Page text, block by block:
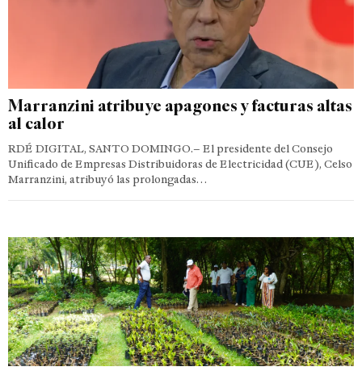
Marranzini atribuye apagones y facturas altas
al calor
RDÉ DIGITAL, SANTO DOMINGO.– El presidente del Consejo
Unificado de Empresas Distribuidoras de Electricidad (CUE), Celso
Marranzini, atribuyó las prolongadas…